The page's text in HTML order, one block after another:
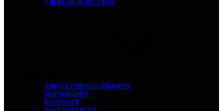
VIRTUAL INJECTION
ABOUT/PRESSESTIMMEN
MITMACHEN
KONTAKT